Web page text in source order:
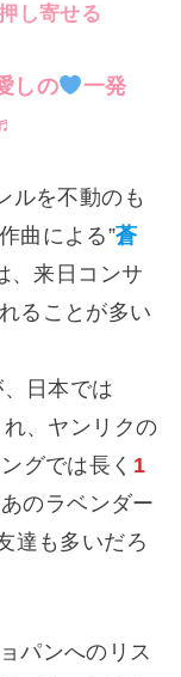
し寄せる
しの
一発
ルを不動のも
曲による”蒼
、来日コンサ
ることが多い
日本では
、ヤンリクの
グでは長く 1
のラベンダー
達も多いだろ
パンへのリス